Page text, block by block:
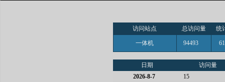
访问站点 总访问量 统
一体机 94493
日期
访问量
2026-8-7
15